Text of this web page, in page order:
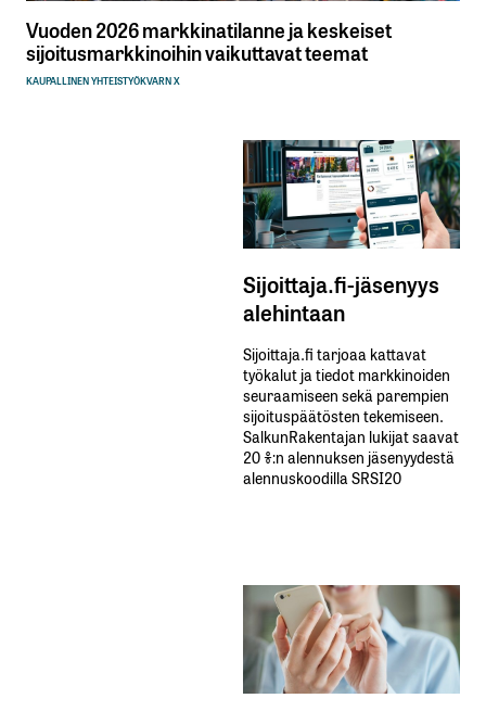
Vuoden 2026 markkinatilanne ja keskeiset
sijoitusmarkkinoihin vaikuttavat teemat
KAUPALLINEN YHTEISTYÖKVARN X
Sijoittaja.fi-jäsenyys
alehintaan
Sijoittaja.fi tarjoaa kattavat
työkalut ja tiedot markkinoiden
seuraamiseen sekä parempien
sijoituspäätösten tekemiseen.
SalkunRakentajan lukijat saavat
20 %:n alennuksen jäsenyydestä
alennuskoodilla SRSI20